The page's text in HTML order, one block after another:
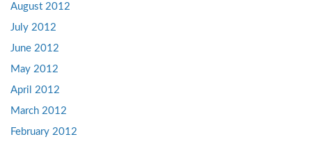
August 2012
July 2012
June 2012
May 2012
April 2012
March 2012
February 2012